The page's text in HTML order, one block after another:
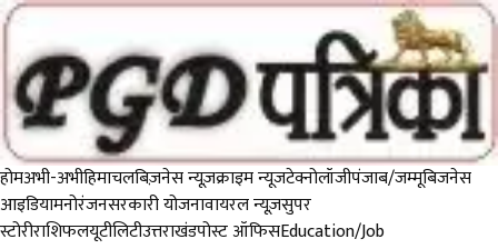
होमअभी-अभीहिमाचलबिज़नेस न्यूज़क्राइम न्यूजटेक्नोलॉजीपंजाब/जम्मूबिजनेस
आइडियामनोरंजनसरकारी योजनावायरल न्यूज़सुपर
स्टोरीराशिफलयूटीलिटीउत्तराखंडपोस्ट ऑफिसEducation/Job